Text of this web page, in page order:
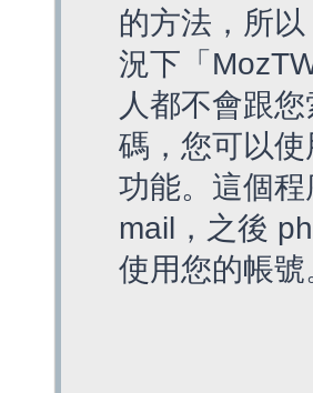
的方法，所
況下「
人都不會跟
碼，您可以
功能。這個
mail，之後
使用您的帳號